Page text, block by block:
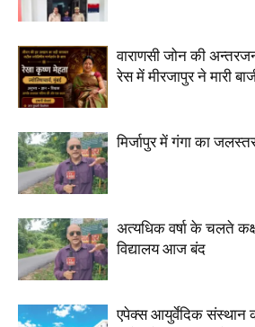
वाराणसी जोन की
रेस में मीरजापुर ने मारी
मिर्जापुर में गंगा का
अत्यधिक वर्षा के चलते
विद्यालय आज बंद
एपेक्स आयुर्वेदिक संस्थान